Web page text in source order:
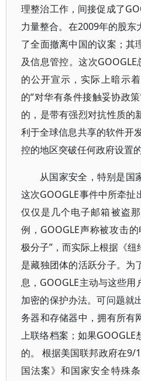
理整治工作，间接促成了
力量整合。在2009年的股东
了全面撤离中国的议案；其
及信息管控。这次
的公开宣示，实际上暗示
的“对华有条件接触妥协政
的，是带有强烈对抗性质的
利于全球信息共享的软件开
控的地区突破任何政府设置
从国家安全，特别是国
这次GOOGLE事件中所牵扯
仅仅是几个电子邮箱被盗
例，GOOGLE声称被攻击
极分子”，而实际上根据《
是藏独团体的活跃分子。为
息，GOOGLE主动与这些
加密的保护办法。可问题就
务器和存储器中，拥有所有
上联络档案；如果
的。 根据美国联邦政府在9/
国法案》和国家安全特殊